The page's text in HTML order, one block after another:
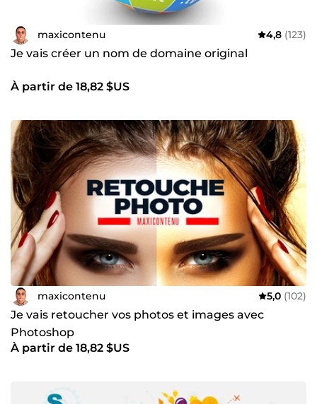
maxicontenu 4,8 (123)
Je vais créer un nom de domaine original
À partir de 18,82 $US
maxicontenu 5,0 (102)
Je vais retoucher vos photos et images avec
Photoshop
À partir de 18,82 $US